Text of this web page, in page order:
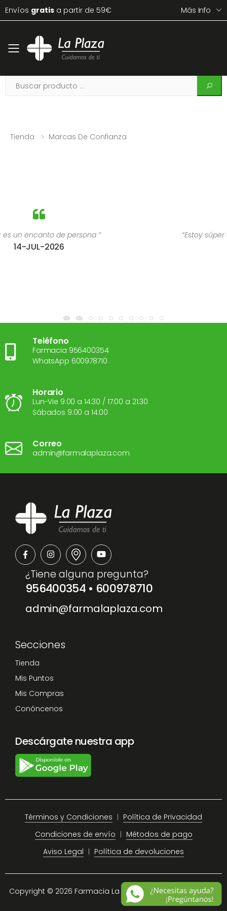
Envíos gratis a partir de 59€ Más Info
Toggle mobile menu
Tienda Marcas De Confianza
“Estoy súper contenta con el trato recibido de
Teléfono
Farmacia 956400354
WhatsApp 600978710
Horario
Lun-Vie 9:00 a 14:30 / 17:00 a 21:30
Sábados 9:00 a 14:00
Correo
admin@farmalaplaza.com
¿Tiene alguna pregunta?
956400354 • 600978710
admin@farmalaplaza.com
Secciones
Tienda
Mis Puntos
Mis Compras
Conóncenos
Descárgate nuestra app
Términos y Condiciones
Política de Privacidad
Condiciones de envío
Métodos de pago
Aviso Legal
Política de devoluciones
Copyright © 2026 Farmacia La Plaza Chiclana. Site Map